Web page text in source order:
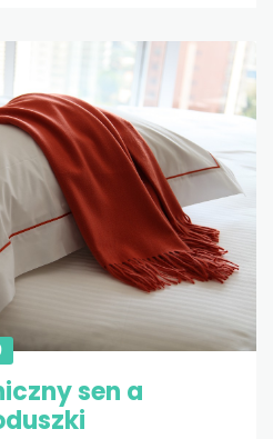
sen a